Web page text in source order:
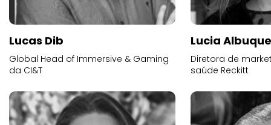
Lucas Dib
Global Head of Immersive & Gaming
da CI&T
Lucia
Diretora de
saúde Reckitt